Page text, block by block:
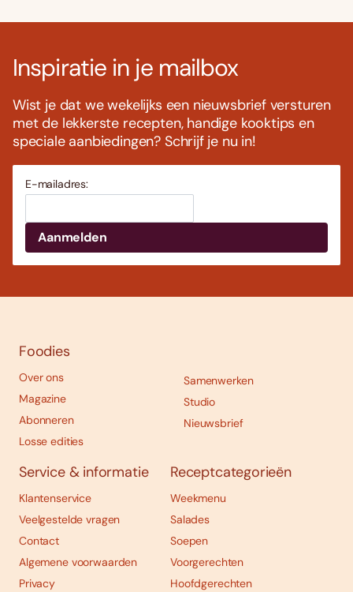
Inspiratie in je mailbox
Wist je dat we wekelijks een nieuwsbrief versturen
met de lekkerste recepten, handige kooktips en
speciale aanbiedingen? Schrijf je nu in!
E-mailadres:
Foodies
Over ons
Magazine
Abonneren
Losse edities
Samenwerken
Studio
Nieuwsbrief
Service & informatie
Klantenservice
Veelgestelde vragen
Contact
Algemene voorwaarden
Privacy
Receptcategorieën
Weekmenu
Salades
Soepen
Voorgerechten
Hoofdgerechten